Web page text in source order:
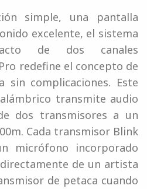
simple, una pantalla
excelente, el sistema
de dos canales
redefine el concepto de
sin complicaciones. Este
transmite audio
dos transmisores a un
Cada transmisor Blink
micrófono incorporado
de un artista
de petaca cuando